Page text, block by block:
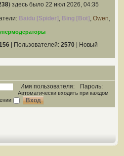
) здесь было 22 июл 2026, 04:35
Baidu [Spider] , Bing [Bot] , Owen,
| Пользователей: 2570 | Новый
Имя пользователя:
Пароль:
Автоматически входить при каждом